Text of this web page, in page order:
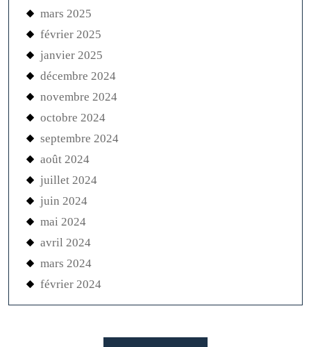
mars 2025
février 2025
janvier 2025
décembre 2024
novembre 2024
octobre 2024
septembre 2024
août 2024
juillet 2024
juin 2024
mai 2024
avril 2024
mars 2024
février 2024